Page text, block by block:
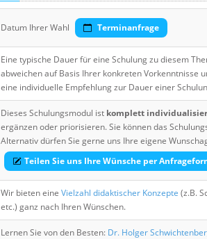
Datum Ihrer Wahl Terminanfrage
Eine typische Dauer für eine Schulung zu diesem
abweichen auf Basis Ihrer konkreten Vorkenntnisse
eine individuelle Empfehlung zur Dauer einer
Dieses Schulungsmodul ist komplett
ergänzen oder priorisieren. Sie können das
Alternativ dürfen Sie gerne uns Ihre eigene
Teilen Sie uns Ihre Wünsche per
Wir bieten eine Vielzahl didaktischer Konzepte (z.B.
etc.) ganz nach Ihren Wünschen.
Lernen Sie von den Besten: Dr. Holger